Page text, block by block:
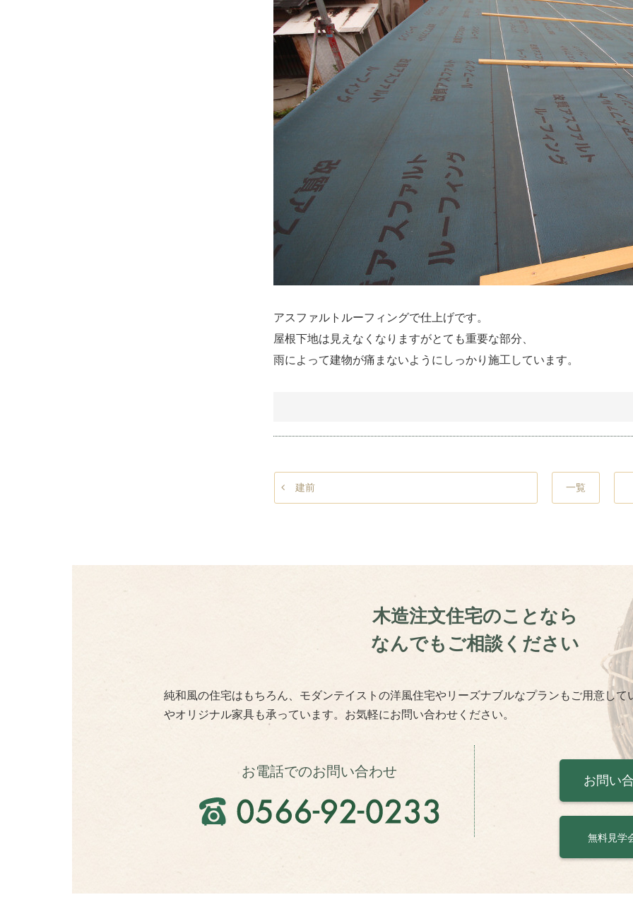
アスファルトルーフィングで仕上げです。
屋根下地は見えなくなりますがとても重要な部分、
雨によって建物が痛まないようにしっかり施工しています。
建前 一覧
木造注文住宅のことなら
なんでもご相談ください
純和風の住宅はもちろん、モダンテイストの洋風住宅やリーズナブルなプランもご用意して
やオリジナル家具も承っています。お気軽にお問い合わせください。
お電話でのお問い合わせ
お問い
無料見学